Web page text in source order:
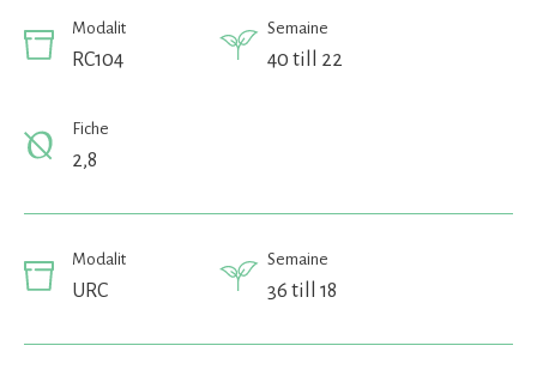
Modalit
RC104
Semaine
40 till 22
Fiche
2,8
Modalit
URC
Semaine
36 till 18